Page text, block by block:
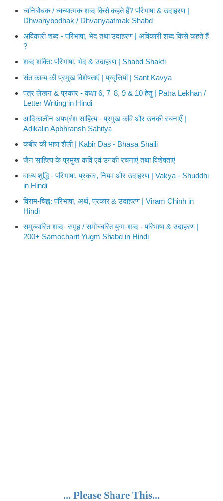
ध्वनिबोधक / ध्वन्यात्मक शब्द किसे कहते हैं? परिभाषा & उदाहरण |
Dhwanybodhak / Dhvanyaatmak Shabd
अविकारी शब्द - परिभाषा, भेद तथा उदाहरण | अविकारी शब्द किसे कहते हैं
?
शब्द शक्ति: परिभाषा, भेद & उदाहरण | Shabd Shakti
संत काव्य की प्रमुख विशेषताएं | प्रवृत्तियाँ | Sant Kavya
पत्र लेखन & प्रकार - कक्षा 6, 7, 8, 9 & 10 हेतु | Patra Lekhan /
Letter Writing in Hindi
आदिकालीन अपभ्रंश साहित्य - प्रमुख कवि और उनकी रचनाएँ |
Adikalin Apbhransh Sahitya
कबीर की भाषा शैली | Kabir Das - Bhasa Shaili
जैन साहित्य के प्रमुख कवि एवं उनकी रचनाएं तथा विशेषताएं
वाक्य शुद्धि - परिभाषा, प्रकार, नियम और उदाहरण | Vakya - Shuddhi
in Hindi
विराम-चिह्न: परिभाषा, अर्थ, प्रकार & उदाहरण | Viram Chinh in
Hindi
समुच्चारित शब्द- समूह / समोच्चरित युग्म-शब्द - परिभाषा & उदाहरण |
200+ Samocharit Yugm Shabd in Hindi
... Please Share This...